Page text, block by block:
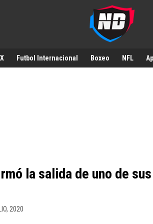
Futbol Internacional Boxeo NFL
la salida de uno de
2020